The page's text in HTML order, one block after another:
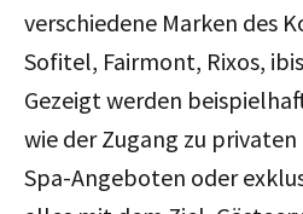
verschiedene Marken des
Sofitel, Fairmont, Rixos,
Gezeigt werden
wie der Zugang zu
Spa-Angeboten oder